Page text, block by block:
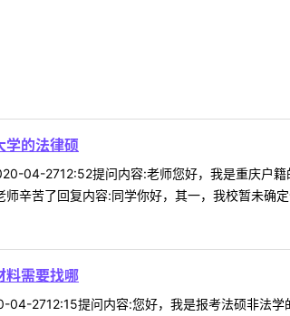
学的法律硕
04-2712:52提问内容:老师您好，我是重庆户
辛苦了回复内容:同学你好，其一，我校暂未确
料需要找哪
2712:15提问内容:您好，我是报考法硕非法学